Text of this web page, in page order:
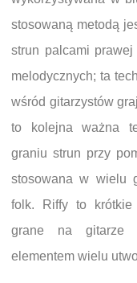
stosowaną metodą
strun palcami
melodycznych; ta
wśród gitarzystów
to kolejna ważna
graniu strun przy
stosowana w wielu
folk. Riffy to krótkie
grane na gitarze
elementem wielu